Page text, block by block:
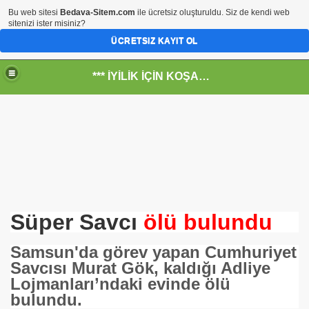
*** İYİLİK İÇİN KOŞANLARIN YERİ***
Süper Savcı ölü bulundu
Samsun'da görev yapan Cumhuriyet
Savcısı Murat Gök, kaldığı Adliye
Lojmanları’ndaki evinde ölü
bulundu.
Bu web sitesi Bedava-Sitem.com ile ücretsiz oluşturuldu. Siz de kendi web
sitenizi ister misiniz?
ÜCRETSIZ KAYIT OL